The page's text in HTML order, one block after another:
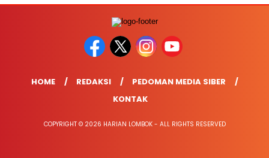
HOME REDAKSI
PEDOMAN MEDIA SIBER
KONTAK
COPYRIGHT © 2026 HARIAN LOMBOK - ALL RIGHTS RESERVED